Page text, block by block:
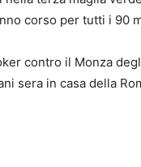
corso per tutti i 90
contro il Monza
sera in casa della